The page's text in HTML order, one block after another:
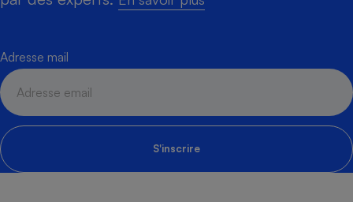
Adresse mail
S'inscrire